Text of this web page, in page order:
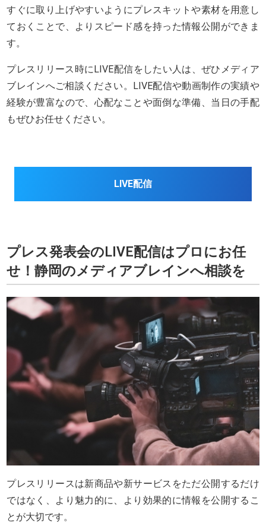
すぐに取り上げやすいようにプレスキットや素材を用意し
ておくことで、よりスピード感を持った情報公開ができま
す。
プレスリリース時にLIVE配信をしたい人は、ぜひメディア
ブレインへご相談ください。LIVE配信や動画制作の実績や
経験が豊富なので、心配なことや面倒な準備、当日の手配
もぜひお任せください。
LIVE配信
プレス発表会のLIVE配信はプロにお任
せ！静岡のメディアブレインへ相談を
プレスリリースは新商品や新サービスをただ公開するだけ
ではなく、より魅力的に、より効果的に情報を公開するこ
とが大切です。